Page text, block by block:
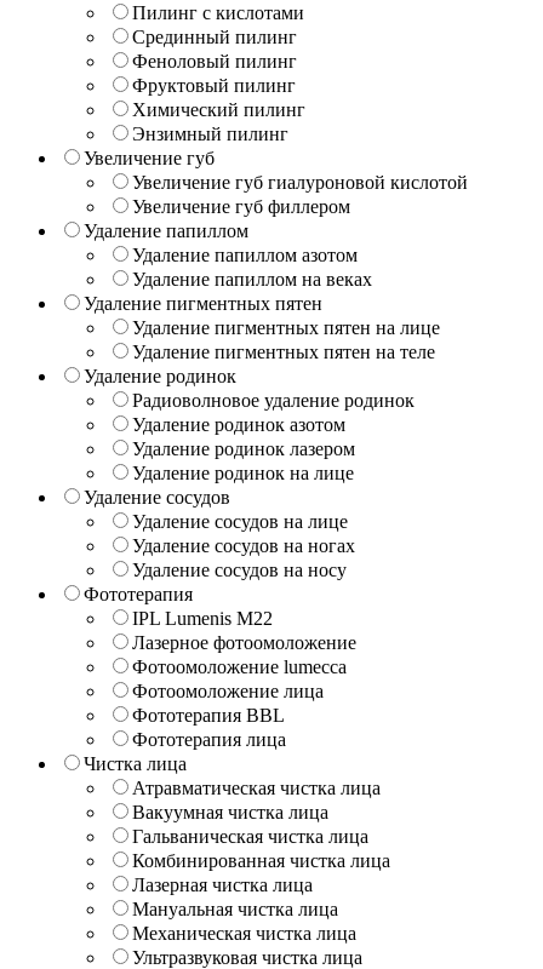
Пилинг с кислотами
Срединный пилинг
Феноловый пилинг
Фруктовый пилинг
Химический пилинг
Энзимный пилинг
Увеличение губ
Увеличение губ гиалуроновой кислотой
Увеличение губ филлером
Удаление папиллом
Удаление папиллом азотом
Удаление папиллом на веках
Удаление пигментных пятен
Удаление пигментных пятен на лице
Удаление пигментных пятен на теле
Удаление родинок
Радиоволновое удаление родинок
Удаление родинок азотом
Удаление родинок лазером
Удаление родинок на лице
Удаление сосудов
Удаление сосудов на лице
Удаление сосудов на ногах
Удаление сосудов на носу
Фототерапия
IPL Lumenis M22
Лазерное фотоомоложение
Фотоомоложение lumecca
Фотоомоложение лица
Фототерапия BBL
Фототерапия лица
Чистка лица
Атравматическая чистка лица
Вакуумная чистка лица
Гальваническая чистка лица
Комбинированная чистка лица
Лазерная чистка лица
Мануальная чистка лица
Механическая чистка лица
Ультразвуковая чистка лица